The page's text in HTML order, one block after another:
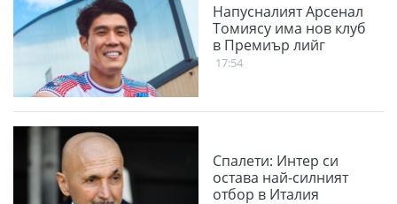
Напусналият Арсенал
Томиясу има нов клуб
в Премиър лийг
17:54
Спалети: Интер си
остава най-силният
отбор в Италия